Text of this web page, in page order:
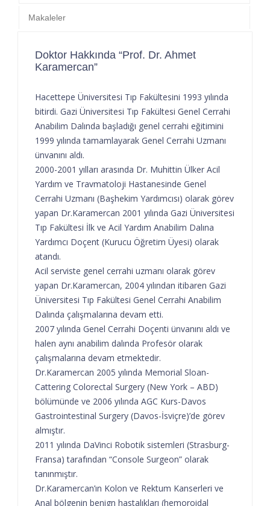
Makaleler
Doktor Hakkında “Prof. Dr. Ahmet
Karamercan”
Hacettepe Üniversitesi Tıp Fakültesini 1993 yılında
bitirdi. Gazi Üniversitesi Tıp Fakültesi Genel Cerrahi
Anabilim Dalında başladığı genel cerrahi eğitimini
1999 yılında tamamlayarak Genel Cerrahi Uzmanı
ünvanını aldı.
2000-2001 yılları arasında Dr. Muhittin Ülker Acil
Yardım ve Travmatoloji Hastanesinde Genel
Cerrahi Uzmanı (Başhekim Yardımcısı) olarak görev
yapan Dr.Karamercan 2001 yılında Gazi Üniversitesi
Tıp Fakültesi İlk ve Acil Yardım Anabilim Dalına
Yardımcı Doçent (Kurucu Öğretim Üyesi) olarak
atandı.
Acil serviste genel cerrahi uzmanı olarak görev
yapan Dr.Karamercan, 2004 yılından itibaren Gazi
Üniversitesi Tıp Fakültesi Genel Cerrahi Anabilim
Dalında çalışmalarına devam etti.
2007 yılında Genel Cerrahi Doçenti ünvanını aldı ve
halen aynı anabilim dalında Profesör olarak
çalışmalarına devam etmektedir.
Dr.Karamercan 2005 yılında Memorial Sloan-
Cattering Colorectal Surgery (New York – ABD)
bölümünde ve 2006 yılında AGC Kurs-Davos
Gastrointestinal Surgery (Davos-İsviçre)’de görev
almıştır.
2011 yılında DaVinci Robotik sistemleri (Strasburg-
Fransa) tarafından “Console Surgeon” olarak
tanınmıştır.
Dr.Karamercan’ın Kolon ve Rektum Kanserleri ve
Anal bölgenin benign hastalıkları (hemoroidal